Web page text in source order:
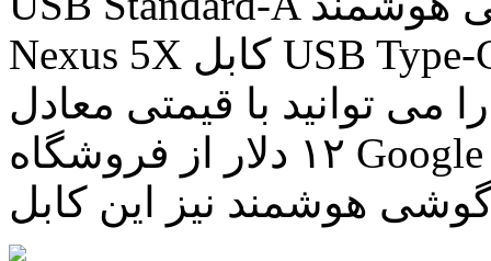
Nexus 5X کابل USB Type-C to USB Standard-A گنجانده
می توانید با قیمتی معادل
۱۲ دلار از فروشگاه Google خریداری کنید اما چه بهتر که در